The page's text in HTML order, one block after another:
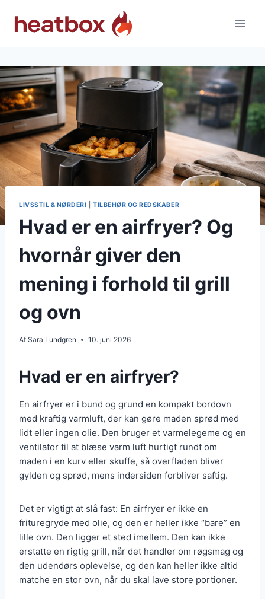
indhold
LIVSSTIL & NØRDERI |TILBEHØR OG REDSKABER
Hvad er en airfryer? Og
hvornår giver den
mening i forhold til grill
og ovn
Af Sara Lundgren 10. juni 2026
Hvad er en airfryer?
En airfryer er i bund og grund en kompakt bordovn
med kraftig varmluft, der kan gøre maden sprød med
lidt eller ingen olie. Den bruger et varmelegeme og en
ventilator til at blæse varm luft hurtigt rundt om
maden i en kurv eller skuffe, så overfladen bliver
gylden og sprød, mens indersiden forbliver saftig.
Det er vigtigt at slå fast: En airfryer er ikke en
frituregryde med olie, og den er heller ikke “bare” en
lille ovn. Den ligger et sted imellem. Den kan ikke
erstatte en rigtig grill, når det handler om røgsmag og
den udendørs oplevelse, og den kan heller ikke altid
matche en stor ovn, når du skal lave store portioner.